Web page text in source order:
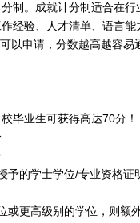
制。成就计分制适合在行
经验、人才清单、语言
以申请，分数越高越容易
毕业生可获得高达70分！
予的学士学位/专业资格证
或更高级别的学位，则额